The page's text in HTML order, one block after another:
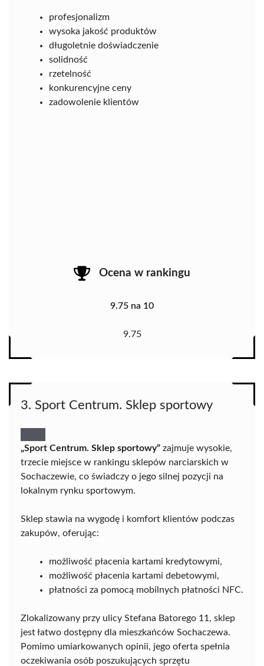
profesjonalizm
wysoka jakość produktów
długoletnie doświadczenie
solidność
rzetelność
konkurencyjne ceny
zadowolenie klientów
Ocena w rankingu
9.75 na 10
9.75
3. Sport Centrum. Sklep sportowy
„Sport Centrum. Sklep sportowy” zajmuje wysokie,
trzecie miejsce w rankingu sklepów narciarskich w
Sochaczewie, co świadczy o jego silnej pozycji na
lokalnym rynku sportowym.
Sklep stawia na wygodę i komfort klientów podczas
zakupów, oferując:
możliwość płacenia kartami kredytowymi,
możliwość płacenia kartami debetowymi,
płatności za pomocą mobilnych płatności NFC.
Zlokalizowany przy ulicy Stefana Batorego 11, sklep
jest łatwo dostępny dla mieszkańców Sochaczewa.
Pomimo umiarkowanych opinii, jego oferta spełnia
oczekiwania osób poszukujących sprzętu